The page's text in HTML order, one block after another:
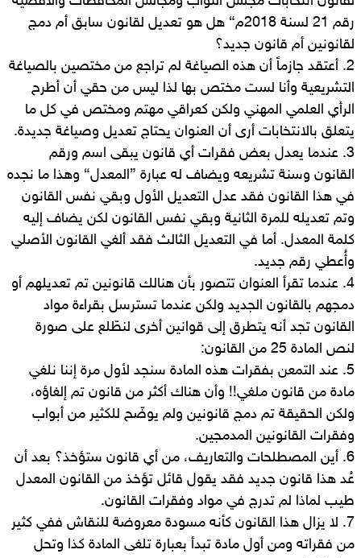
رقم 21 لسنة 2018م} هل هو تعديل لقانون سابق أم دمج
لقانونين أم قانون جديد؟
2. أعتقد جازماً أن هذه الصياغة لم تراجع من مختصين بالصياغة
التشريعية وأنا لست مختص بها لذا ليس من حقي أن أطرح
الرأي العلمي المهني ولكن كعراقي مهتم ومختص في كل ما
يتعلق بالانتخابات أرى أن العنوان يحتاج تعديل وصياغة جديدة.
3. عندما يعدل بعض فقرات أي قانون يبقى اسم ورقم
القانون وسنة تشريعه ويضاف له عبارة {المعدل} وهذا ما نجده
في هذا القانون فقد عدل التعديل الأول وبقي نفس القانون
وتم تعديله للمرة الثانية وبقي نفس القانون لكن يضاف إليه
كلمة المعدل. أما في التعديل الثالث فقد ألغي القانون الأصلي
وأُعطي رقم جديد.
4. عندما تقرأ العنوان تتصور بأن هنالك قانونين تم تعديلهم أو
دمجهم بالقانون الجديد ولكن عندما تسترسل بقراءة مواد
القانون تجد أنه يتطرق إلى قوانين أخرى لنطّلع على صورة
لنص المادة 25 من القانون:
5. عند التمعن بفقرات هذه المادة سنجد لأول مرة إننا نلغي
مادة من قانون ملغي!! وأن هناك أكثر من قانون تم إلغاؤه،
ولكن الحقيقة تم دمج قانونين ولم يوضّح للكثير من أبواب
وفقرات القانونين المدمجين.
6. أين المصطلحات والتعاريف، من أي قانون ستؤخذ؟ بعد أن
عُد هذا قانون جديد فقد يقول قائل تؤخذ من القانون المعدل
طيب لماذا لم تدرج في مواد وفقرات القانون.
7. لا يزال هذا القانون كأنه مسودة معروضة للنقاش ففي كثير
من فقراته ومن أول مادة تبدأ بعبارة تلغى المادة كذا وتحل